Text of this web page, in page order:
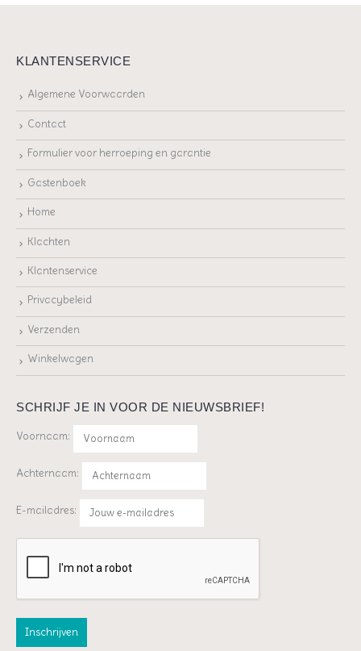
KLANTENSERVICE
Algemene Voorwaarden
Contact
Formulier voor herroeping en garantie
Gastenboek
Home
Klachten
Klantenservice
Privacybeleid
Verzenden
Winkelwagen
SCHRIJF JE IN VOOR DE NIEUWSBRIEF!
Voornaam:
Achternaam:
E-mailadres: